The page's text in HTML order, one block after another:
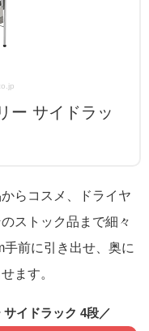
ー サイドラッ
らコスメ、ドライヤ
ストック品まで細々
前に引き出せ、奥に
ます。
イドラック 4段／